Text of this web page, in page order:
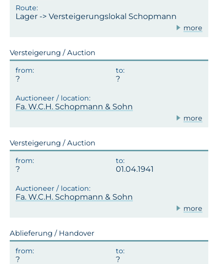
Lager -> Versteigerungslokal Schopmann
more
Versteigerung / Auction
Fa. W.C.H. Schopmann & Sohn
more
Versteigerung / Auction
01.04.1941
Fa. W.C.H. Schopmann & Sohn
more
Ablieferung / Handover